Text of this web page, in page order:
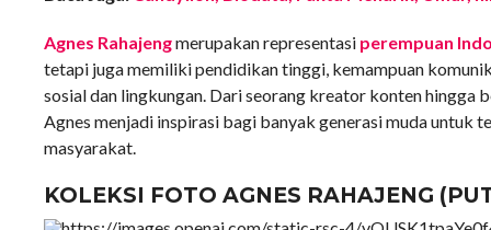
Agnes Rahajengmerupakan representasi perempuan
tetapi juga memiliki pendidikan tinggi, kemampuan
sosial dan lingkungan. Dari seorang kreator konten hingga
Agnes menjadi inspirasi bagi banyak generasi muda
masyarakat.
KOLEKSI FOTO AGNES RAHAJENG